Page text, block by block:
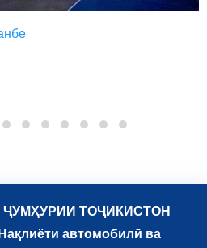
ТОҶИКИСТОН
автомобилӣ ва